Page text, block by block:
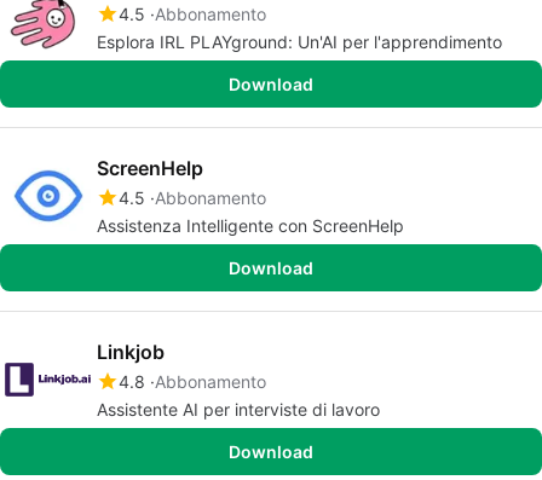
4.5 Abbonamento
Esplora IRL PLAYground: Un'AI per l'apprendimento
Download
ScreenHelp
4.5 Abbonamento
Assistenza Intelligente con ScreenHelp
Download
Linkjob
4.8 Abbonamento
Assistente AI per interviste di lavoro
Download